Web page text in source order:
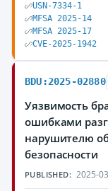
USN-7334-1
MFSA 2025-14
MFSA 2025-17
CVE-2025-1942
BDU:2025-02880
Уязвимость
ошибками
нарушителю
безопасности
PUBLISHED: 2025-